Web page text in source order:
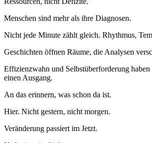
Menschen sind mehr als ihre Diagnosen.
Nicht jede Minute zählt gleich. Rhythmus,
Geschichten öffnen Räume, die Analysen
Effizienzwahn und Selbstüberforderung
einen Ausgang.
An das erinnern, was schon da ist.
Hier. Nicht gestern, nicht morgen.
Veränderung passiert im Jetzt.